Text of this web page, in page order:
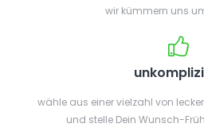
wir kümmern uns
wähle aus einer vielzahl von
und stelle Dein Wunsch-